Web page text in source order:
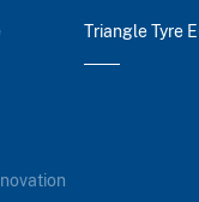
Triangle Tyre